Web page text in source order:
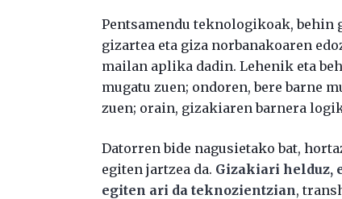
Pentsamendu teknologikoak,
gizartea eta giza norbanakoaren
mailan aplika dadin. Lehenik eta
mugatu zuen; ondoren, bere barne
zuen; orain, gizakiaren barnera
Datorren bide nagusietako bat,
egiten jartzea da. Gizakiari helduz,
egiten ari da teknozientzian,